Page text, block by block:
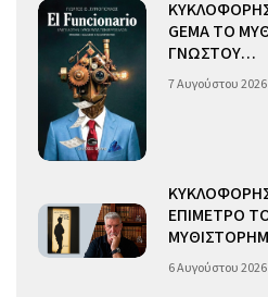
GEMA ΤΟ
ΓΝΩΣΤΟΥ…
7 Αυγούστου
ΕΠΙΜΕΤΡΟ
6 Αυγούστου